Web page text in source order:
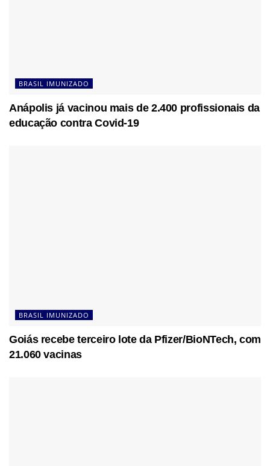
BRASIL IMUNIZADO
Anápolis já vacinou mais de 2.400 profissionais da
educação contra Covid-19
BRASIL IMUNIZADO
Goiás recebe terceiro lote da Pfizer/BioNTech, com
21.060 vacinas